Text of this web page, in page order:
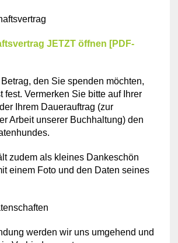
JETZT öffnen [PDF-
den Sie spenden möchten,
fest. Vermerken Sie bitte auf Ihrer
Ihrem Dauerauftrag (zur
Arbeit unserer Buchhaltung) den
zudem als kleines Dankeschön
einem Foto und den Daten seines
werden wir uns umgehend und